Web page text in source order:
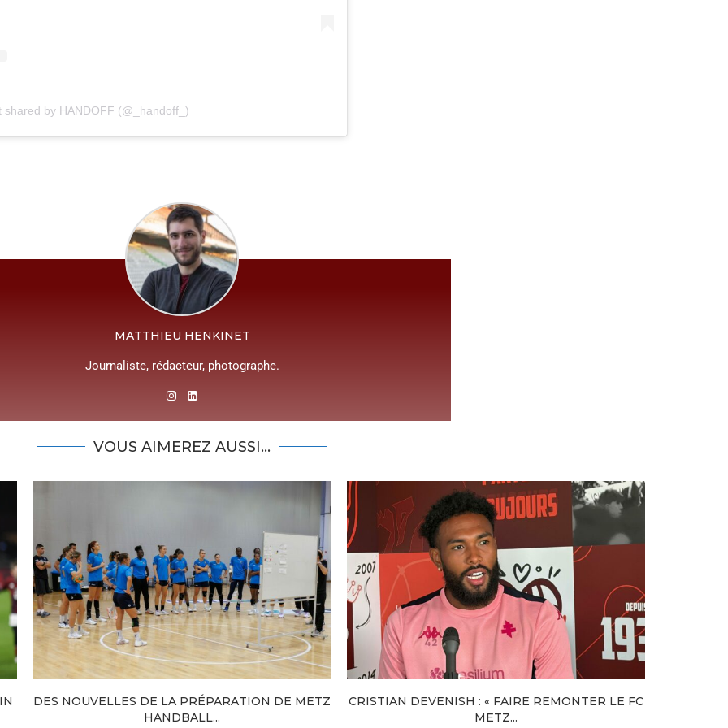
shared by HANDOFF (@_handoff_)
MATTHIEU HENKINET
Journaliste, rédacteur, photographe.
VOUS AIMEREZ AUSSI...
DES NOUVELLES DE LA PRÉPARATION DE METZ
HANDBALL...
CRISTIAN DEVENISH : « FAIRE REMONTER LE FC
METZ...